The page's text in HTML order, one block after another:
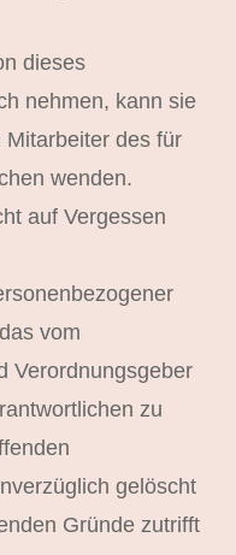
dieses
nehmen, kann sie
des für
wenden.
auf Vergessen
vom
Verordnungsgeber
zu
gelöscht
Gründe zutrifft